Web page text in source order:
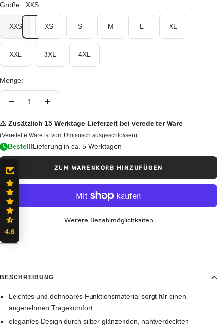
Größe: XXS
XXS XS S M L XL
XXL 3XL 4XL
Menge:
Menge
Menge
⚠️ Zusätzlich 15 Werktage Lieferzeit bei veredelter Ware
(Veredelte Ware ist vom Umtausch ausgeschlossen)
BestelltLieferung in ca. 5 Werktagen
ZUM WARENKORB HINZUFÜGEN
Weitere Bezahlmöglichkeiten
Teilen
BESCHREIBUNG
Leichtes und dehnbares Funktionsmaterial sorgt für einen
angenehmen Tragekomfort
elegantes Design durch silber glänzenden, nahtverdeckten
4.6